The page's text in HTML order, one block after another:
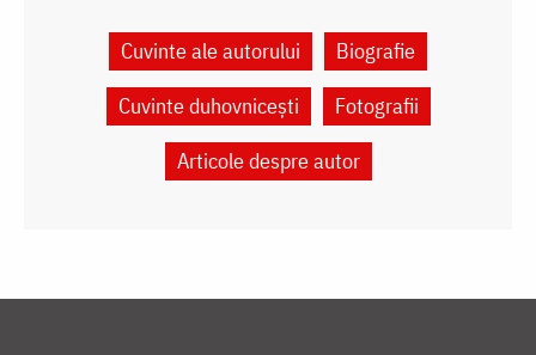
Cuvinte ale autorului
Biografie
Cuvinte duhovnicești
Fotografii
Articole despre autor